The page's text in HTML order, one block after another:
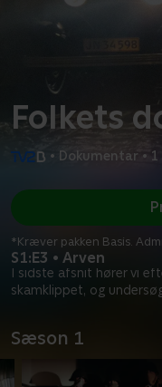
Folkets
• Dokumentar •
S1:E3 • Arven
I sidste afsnit hører vi
skamklippet, og
*Kræver pakken Basis.
Sæson 1